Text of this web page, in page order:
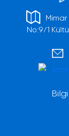
No:9/1